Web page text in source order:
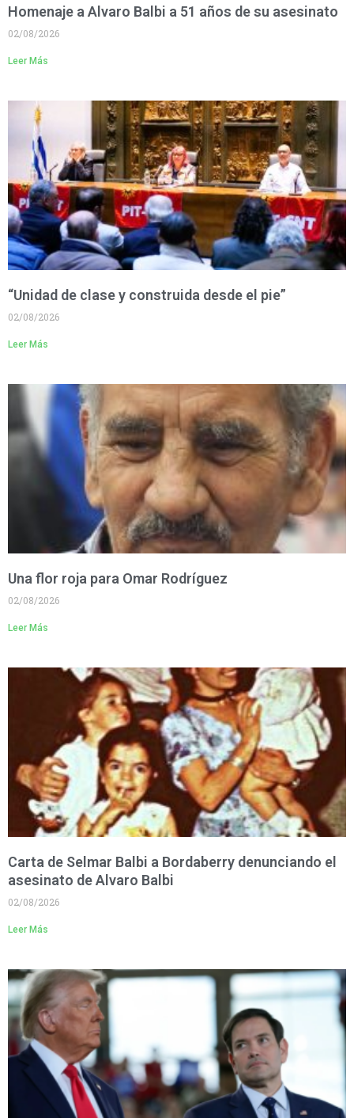
Homenaje a Alvaro Balbi a 51 años de su asesinato
02/08/2026
Leer Más
“Unidad de clase y construida desde el pie”
02/08/2026
Leer Más
Una flor roja para Omar Rodríguez
02/08/2026
Leer Más
Carta de Selmar Balbi a Bordaberry denunciando el
asesinato de Alvaro Balbi
02/08/2026
Leer Más